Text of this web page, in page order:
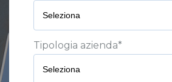
Tipologia azienda*